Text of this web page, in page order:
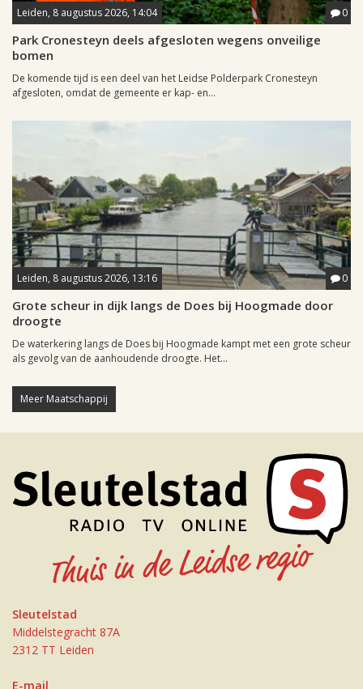
Leiden, 8 augustus 2026, 14:04 0
Park Cronesteyn deels afgesloten wegens onveilige
bomen
De komende tijd is een deel van het Leidse Polderpark Cronesteyn
afgesloten, omdat de gemeente er kap- en...
Leiden, 8 augustus 2026, 13:16 0
Grote scheur in dijk langs de Does bij Hoogmade door
droogte
De waterkering langs de Does bij Hoogmade kampt met een grote scheur
als gevolg van de aanhoudende droogte. Het...
Meer Maatschappij
Sleutelstad
Middelstegracht 87A
2312 TT Leiden
E-mail